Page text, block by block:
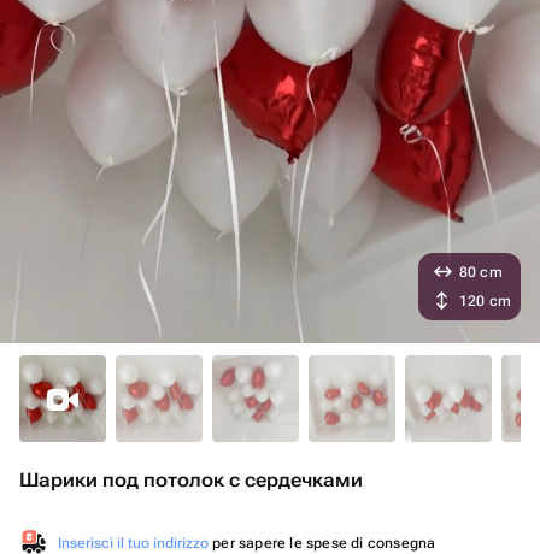
Шарики под потолок с сердечками
Inserisci il tuo indirizzo per sapere le spese di consegna
80 cm
120 cm